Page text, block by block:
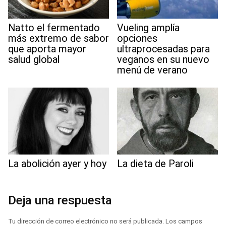
Natto el fermentado
más extremo de sabor
que aporta mayor
salud global
Vueling amplía
opciones
ultraprocesadas para
veganos en su nuevo
menú de verano
La abolición ayer y hoy La dieta de Paroli
Deja una respuesta
Tu dirección de correo electrónico no será publicada. Los campos